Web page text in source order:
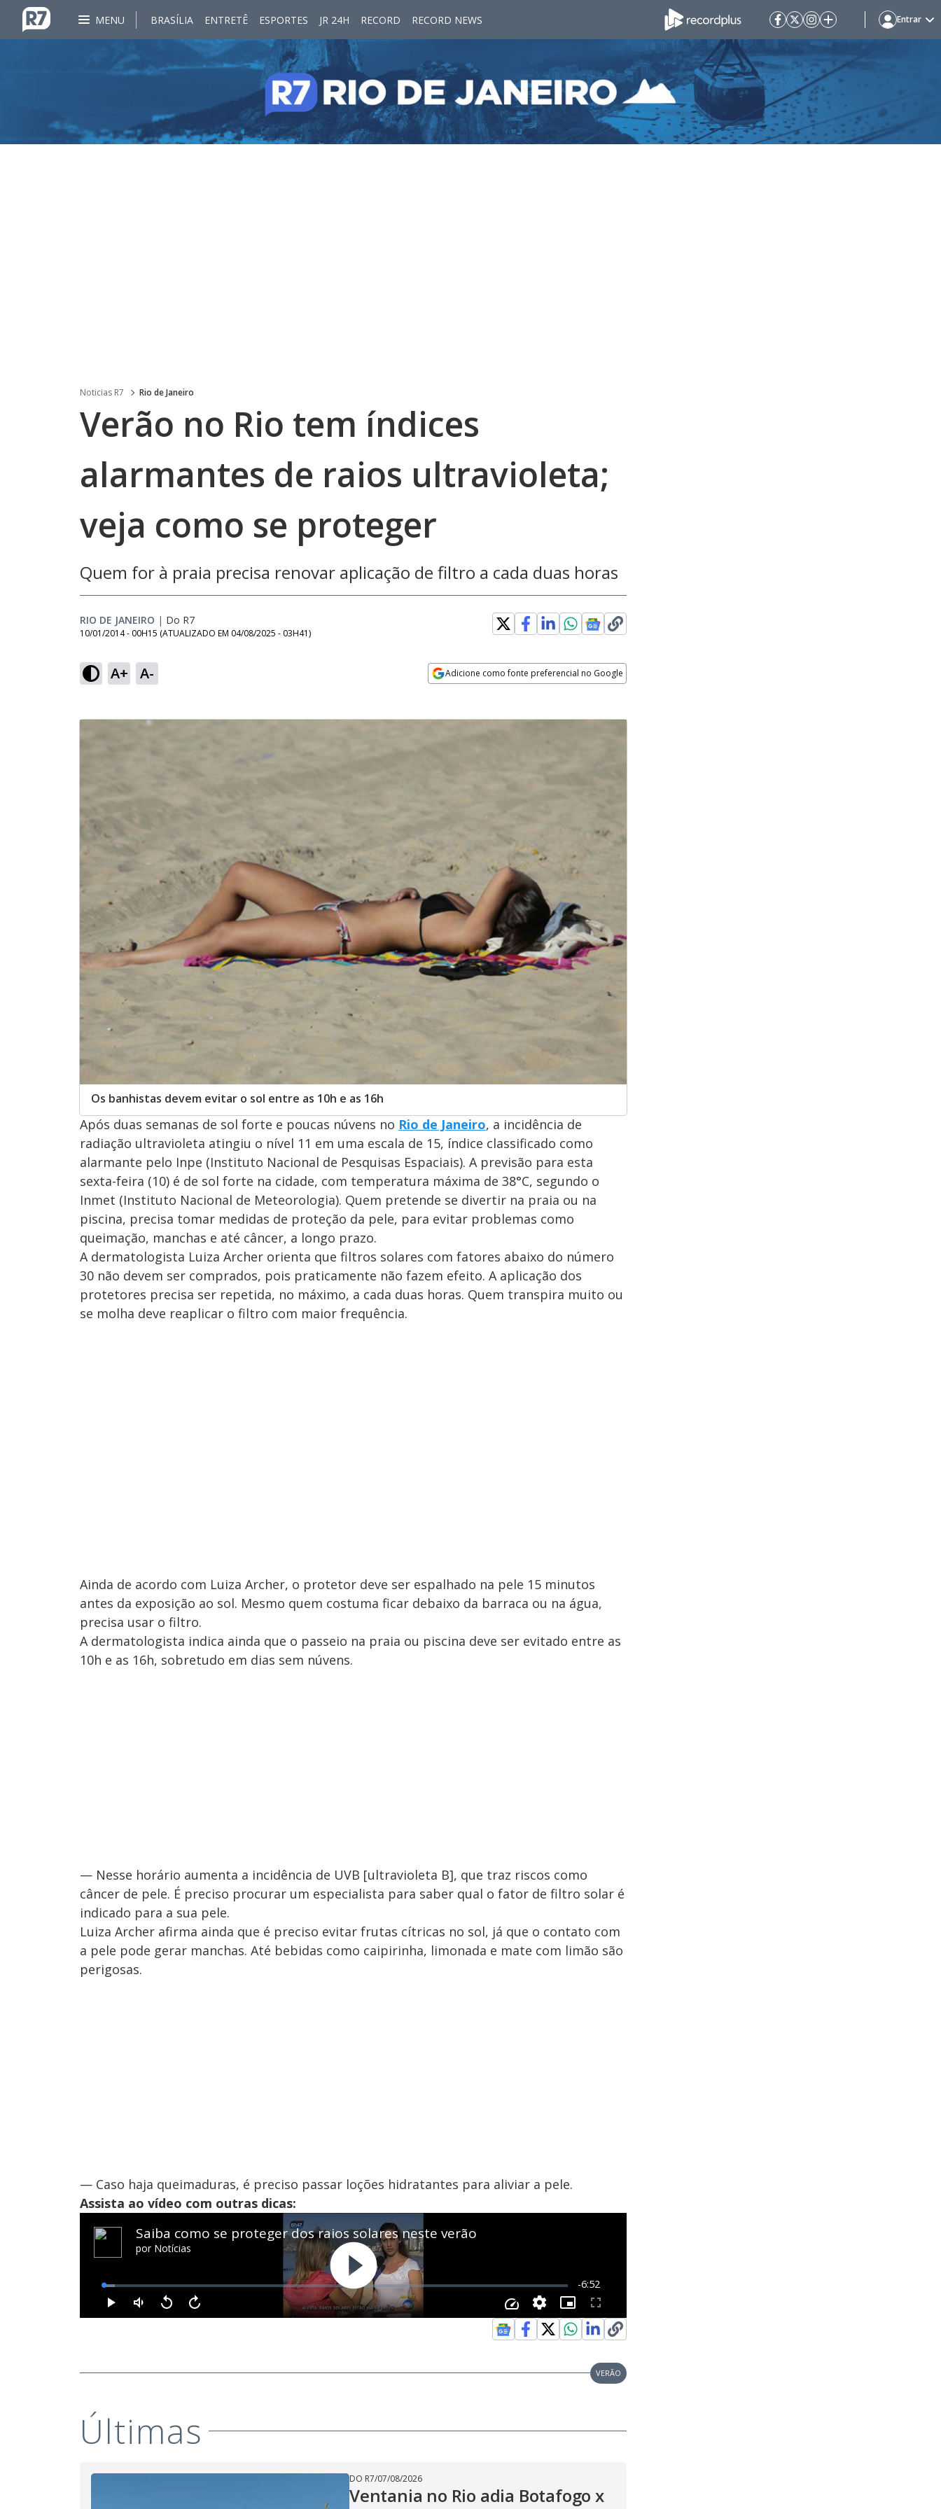
MENU BRASÍLIA ENTRETÊ ESPORTES JR 24H RECORD RECORD NEWS Entrar
Noticias R7 Rio de Janeiro
Verão no Rio tem índices
alarmantes de raios ultravioleta;
veja como se proteger
Quem for à praia precisa renovar aplicação de filtro a cada duas horas
RIO DE JANEIRO | Do R7
10/01/2014 - 00H15 (ATUALIZADO EM 04/08/2025 - 03H41)
A+ A- Adicione como fonte preferencial no Google
Os banhistas devem evitar o sol entre as 10h e as 16h
Após duas semanas de sol forte e poucas núvens no Rio de Janeiro, a incidência de
radiação ultravioleta atingiu o nível 11 em uma escala de 15, índice classificado como
alarmante pelo Inpe (Instituto Nacional de Pesquisas Espaciais). A previsão para esta
sexta-feira (10) é de sol forte na cidade, com temperatura máxima de 38°C, segundo o
Inmet (Instituto Nacional de Meteorologia). Quem pretende se divertir na praia ou na
piscina, precisa tomar medidas de proteção da pele, para evitar problemas como
queimação, manchas e até câncer, a longo prazo.
A dermatologista Luiza Archer orienta que filtros solares com fatores abaixo do número
30 não devem ser comprados, pois praticamente não fazem efeito. A aplicação dos
protetores precisa ser repetida, no máximo, a cada duas horas. Quem transpira muito ou
se molha deve reaplicar o filtro com maior frequência.
Ainda de acordo com Luiza Archer, o protetor deve ser espalhado na pele 15 minutos
antes da exposição ao sol. Mesmo quem costuma ficar debaixo da barraca ou na água,
precisa usar o filtro.
A dermatologista indica ainda que o passeio na praia ou piscina deve ser evitado entre as
10h e as 16h, sobretudo em dias sem núvens.
— Nesse horário aumenta a incidência de UVB [ultravioleta B], que traz riscos como
câncer de pele. É preciso procurar um especialista para saber qual o fator de filtro solar é
indicado para a sua pele.
Luiza Archer afirma ainda que é preciso evitar frutas cítricas no sol, já que o contato com
a pele pode gerar manchas. Até bebidas como caipirinha, limonada e mate com limão são
perigosas.
— Caso haja queimaduras, é preciso passar loções hidratantes para aliviar a pele.
Assista ao vídeo com outras dicas:
VERÃO
Últimas
DO R7/07/08/2026
Ventania no Rio adia Botafogo x